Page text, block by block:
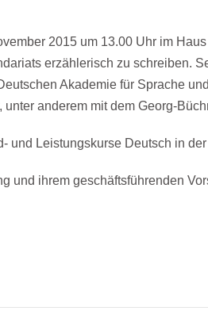
2015 um 13.00 Uhr im
erzählerisch zu schreiben.
Akademie für Sprache
anderem mit dem Georg-
und Leistungskurse Deutsch in
und ihrem geschäftsführenden